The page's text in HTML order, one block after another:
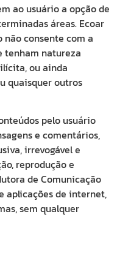
ao usuário a opção de
áreas. Ecoar
consente com a
tenham natureza
ou ainda
quaisquer outros
pelo usuário
e comentários,
irrevogável e
reprodução e
de Comunicação
aplicações de internet,
sem qualquer